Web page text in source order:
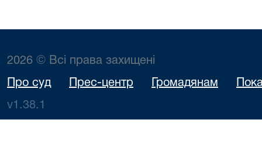
2026 © Всі права захищені
Про суд Прес-центр Громадянам
v1.38.1